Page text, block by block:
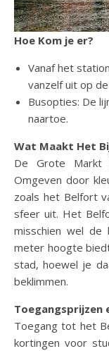
Hoe Kom je er?
Vanaf het
vanzelf uit op
Busopties: De
naartoe.
Wat Maakt Het
De Grote Markt
Omgeven door
zoals het Belfort
sfeer uit. Het
misschien wel de
meter hoogte
stad, hoewel je
beklimmen.
Toegangsprijzen
Toegang tot het
kortingen voor